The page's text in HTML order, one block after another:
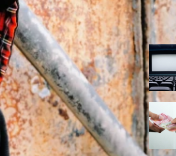
bahwa kebaikan dan kepedulian lahir dari hati yang